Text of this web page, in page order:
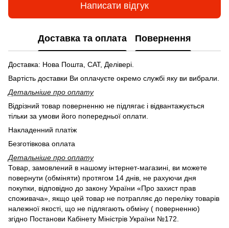
Написати відгук
Доставка та оплата Повернення
Доставка: Нова Пошта, САТ, Делівері.
Вартість доставки Ви оплачуєте окремо службі яку ви вибрали.
Детальніше про оплату
Відрізний товар поверненню не підлягає і відвантажується
тільки за умови його попередньої оплати.
Накладенний платіж
Безготівкова оплата
Детальніше про оплату
Товар, замовлений в нашому інтернет-магазині, ви можете
повернути (обміняти) протягом 14 днів, не рахуючи дня
покупки, відповідно до закону України «Про захист прав
споживача», якщо цей товар не потрапляє до переліку товарів
належної якості, що не підлягають обміну ( поверненню)
згідно Постанови Кабінету Міністрів України №172.